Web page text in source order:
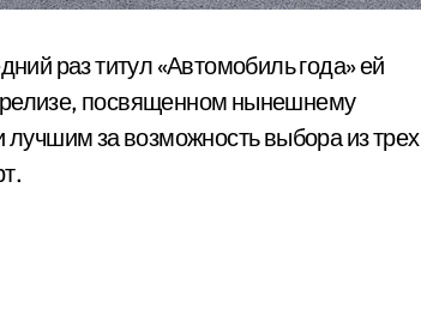
раз титул «Автомобиль года» ей
релизе, посвященном нынешнему
лучшим за возможность выбора из трех